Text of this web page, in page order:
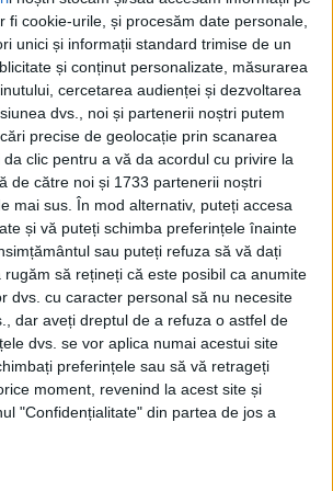
fi cookie-urile, și procesăm date personale,
unici și informații standard trimise de un
și conținut personalizate, măsurarea
cercetarea audienței și dezvoltarea
dvs., noi și partenerii noștri putem
precise de geolocație prin scanarea
clic pentru a vă da acordul cu privire la
de către noi și 1733 partenerii noștri
mai sus. În mod alternativ, puteți accesa
și vă puteți schimba preferințele înainte
sau puteți refuza să vă dați
rugăm să rețineți că este posibil ca anumite
dvs. cu caracter personal să nu necesite
dar aveți dreptul de a refuza o astfel de
dvs. se vor aplica numai acestui site
preferințele sau să vă retrageți
moment, revenind la acest site și
"Confidențialitate" din partea de jos a
lea și acțiunile sale care au ruinat
care au marcat România
Strousberg și Hallier
AUGUST 2022
|TWITTER
PUBLICATE, VA INVITĂM SĂ NE URMĂRIȚI
DE FACEBOOK
PENTRU TINE
sloturilor: de la primele aparate
online